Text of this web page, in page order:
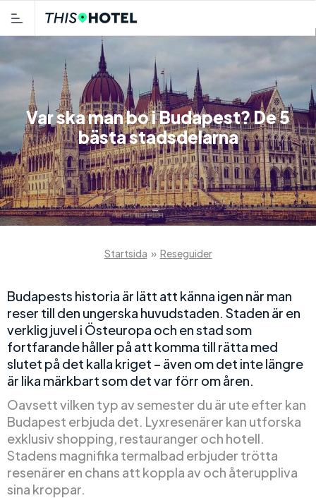
Var ska man bo i Budapest? De 5
bästa stadsdelarna
Startsida » Reseguider
Budapests historia är lätt att känna igen när man
reser till den ungerska huvudstaden. Staden är en
verklig juvel i Östeuropa och en stad som
fortfarande håller på att komma till rätta med
slutet på det kalla kriget – även om det inte längre
är lika märkbart som det var förr om åren.
Oavsett vilken typ av semester du är ute efter kan
Budapest erbjuda det. Lyxresenärer kan utforska
exklusiv shopping, restauranger och hotell.
Stadens magnifika termalbad erbjuder trötta
resenärer en chans att koppla av och återuppliva
sina kroppar.